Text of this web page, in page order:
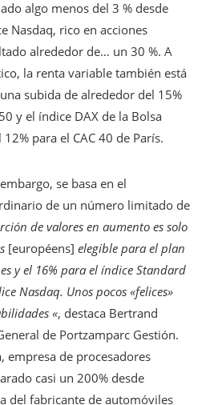
algo menos del 3 % desde
Nasdaq, rico en acciones
alrededor de… un 30 %. A
la renta variable también está
subida de alrededor del 15%
y el índice DAX de la Bolsa
para el CAC 40 de París.
se basa en el
de un número limitado de
de valores en aumento es solo
[européens] elegible para el plan
y el 16% para el índice Standard
Nasdaq. Unos pocos «felices»
«, destaca Bertrand
de Portzamparc Gestión.
empresa de procesadores
casi un 200% desde
del fabricante de automóviles